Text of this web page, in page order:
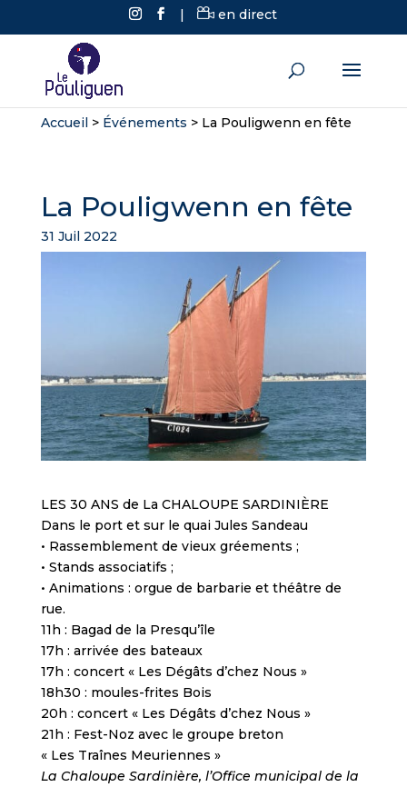
| en direct
Accueil> Événements > La Pouligwenn en fête
La Pouligwenn en fête
31 Juil 2022
LES 30 ANS de La CHALOUPE SARDINIÈRE
Dans le port et sur le quai Jules Sandeau
• Rassemblement de vieux gréements ;
• Stands associatifs ;
• Animations : orgue de barbarie et théâtre de
rue.
11h : Bagad de la Presqu’île
17h : arrivée des bateaux
17h : concert « Les Dégâts d’chez Nous »
18h30 : moules-frites Bois
20h : concert « Les Dégâts d’chez Nous »
21h : Fest-Noz avec le groupe breton
« Les Traînes Meuriennes »
La Chaloupe Sardinière, l’Office municipal de la